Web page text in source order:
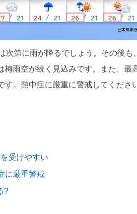
次第に雨が降るでしょう。その後も
梅雨空が続く見込みです。また、最
。熱中症に厳重に警戒してくださ
受けやすい
に厳重警戒
?